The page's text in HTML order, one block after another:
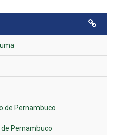
de Pernambuco
Pernambuco